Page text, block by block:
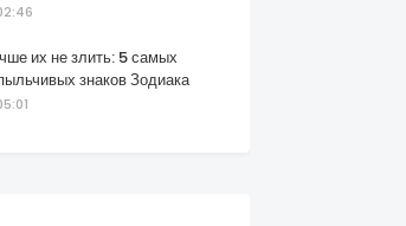
их не злить: 5 самых
знаков Зодиака